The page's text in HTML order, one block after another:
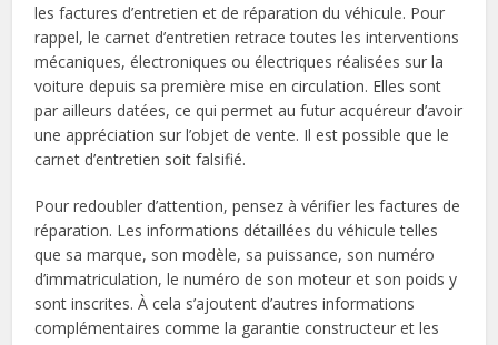
les factures d’entretien et de réparation du véhicule. Pour
rappel, le carnet d’entretien retrace toutes les interventions
mécaniques, électroniques ou électriques réalisées sur la
voiture depuis sa première mise en circulation. Elles sont
par ailleurs datées, ce qui permet au futur acquéreur d’avoir
une appréciation sur l’objet de vente. Il est possible que le
carnet d’entretien soit falsifié.
Pour redoubler d’attention, pensez à vérifier les factures de
réparation. Les informations détaillées du véhicule telles
que sa marque, son modèle, sa puissance, son numéro
d’immatriculation, le numéro de son moteur et son poids y
sont inscrites. À cela s’ajoutent d’autres informations
complémentaires comme la garantie constructeur et les